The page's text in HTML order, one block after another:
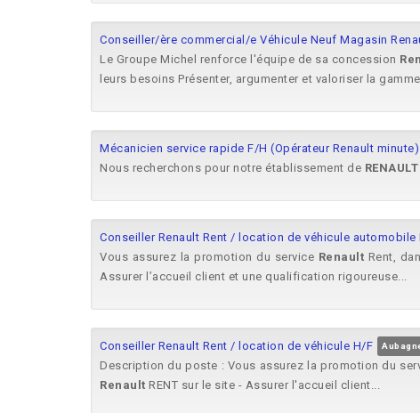
Conseiller/ère commercial/e Véhicule Neuf Magasin
Le Groupe Michel renforce l'équipe de sa concession
leurs besoins Présenter, argumenter et valoriser la gamme
Mécanicien service rapide F/H (Opérateur Renault minute)
Nous recherchons pour notre établissement de RENAULT
Conseiller Renault Rent / location de véhicule automobile
Vous assurez la promotion du service Renault Rent,
Assurer l’accueil client et une qualification rigoureuse...
Conseiller Renault Rent / location de véhicule H/F
Description du poste : Vous assurez la promotion du
Renault RENT sur le site - Assurer l'accueil client...